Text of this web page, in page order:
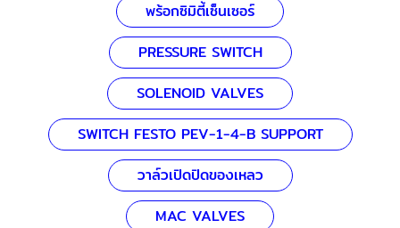
พร้อกซิมิตี้เซ็นเซอร์
PRESSURE SWITCH
SOLENOID VALVES
SWITCH FESTO PEV-1-4-B SUPPORT
วาล์วเปิดปิดของเหลว
MAC VALVES